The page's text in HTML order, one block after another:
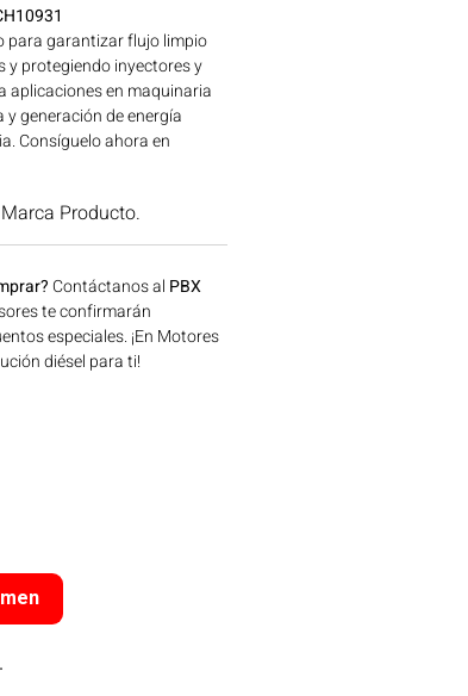
para garantizar flujo limpio
y protegiendo inyectores y
aplicaciones en maquinaria
generación de energía
Consíguelo ahora en
Marca Producto.
Contáctanos al PBX
te confirmarán
especiales. ¡En Motores
diésel para ti!